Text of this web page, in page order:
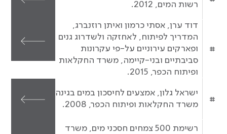
רשות המים, 2012.
דוד ערן, אסתי כרמון ואיתן רוזנברג,
המדריך לפיתוח, לאחזקה ולשדרוג גנים
ופארקים עירוניים על-פי עקרונות
סביבתיים ובני-קיימה, משרד החקלאות
ופיתוח הכפר, 2015.
#
ישראל גלון, אמצעים לחיסכון במים בגינה,
משרד החקלאות ופיתוח הכפר, 2008.
#
רשימת 500 צמחים חסכני מים, משרד